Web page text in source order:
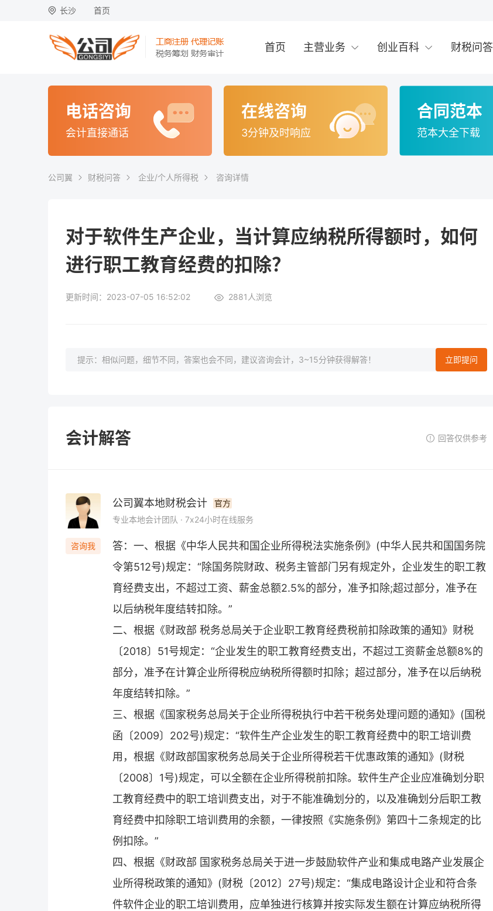
长沙 首页
首页 主营业务 创业百科 财税问答
电话咨询
会计直接通话
在线咨询
3分钟及时响应
合同范本
范本大全下载
公司翼 财税问答 企业/个人所得税 咨询详情
对于软件生产企业，当计算应纳税所得额时，如何
进行职工教育经费的扣除？
更新时间：2023-07-05 16:52:02 2881 人浏览
提示：相似问题，细节不同，答案也会不同，建议咨询会计，3~15分钟获得解答！ 立即提问
会计解答 回答仅供参考
咨询我
公司翼本地财税会计
官方
专业本地会计团队 · 7x24小时在线服务
答：一、根据《中华人民共和国企业所得税法实施条例》(中华人民共和国国务院
令第512号)规定：“除国务院财政、税务主管部门另有规定外，企业发生的职工教
育经费支出，不超过工资、薪金总额2.5%的部分，准予扣除;超过部分，准予在
以后纳税年度结转扣除。”
二、根据《财政部 税务总局关于企业职工教育经费税前扣除政策的通知》财税
〔2018〕51号规定：“企业发生的职工教育经费支出，不超过工资薪金总额8%的
部分，准予在计算企业所得税应纳税所得额时扣除；超过部分，准予在以后纳税
年度结转扣除。”
三、根据《国家税务总局关于企业所得税执行中若干税务处理问题的通知》(国税
函〔2009〕202号)规定：“软件生产企业发生的职工教育经费中的职工培训费
用，根据《财政部国家税务总局关于企业所得税若干优惠政策的通知》(财税
〔2008〕1号)规定，可以全额在企业所得税前扣除。软件生产企业应准确划分职
工教育经费中的职工培训费支出，对于不能准确划分的，以及准确划分后职工教
育经费中扣除职工培训费用的余额，一律按照《实施条例》第四十二条规定的比
例扣除。”
四、根据《财政部 国家税务总局关于进一步鼓励软件产业和集成电路产业发展企
业所得税政策的通知》(财税〔2012〕27号)规定：“集成电路设计企业和符合条
件软件企业的职工培训费用，应单独进行核算并按实际发生额在计算应纳税所得